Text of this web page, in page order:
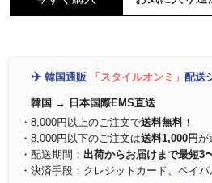
✈️ 韓国通販 「スタイルオンミ」 配送
韓国 → 日本国際EMS直送
・ 8,000円以上のご注文で送料無料！
・ 8,000円以下のご注文は送料1,000円が
・配送期間： 出荷からお届けまで最短3
・決済手段：クレジットカード、ペイ